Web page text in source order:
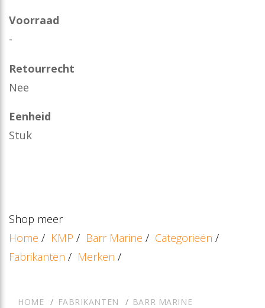
Voorraad
-
Retourrecht
Nee
Eenheid
Stuk
Shop meer
Home / KMP / Barr Marine / Categorieën /
Fabrikanten / Merken /
HOME FABRIKANTEN
BARR MARINE